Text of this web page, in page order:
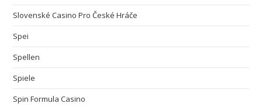
Slovenské Casino Pro České Hráče
Spei
Spellen
Spiele
Spin Formula Casino